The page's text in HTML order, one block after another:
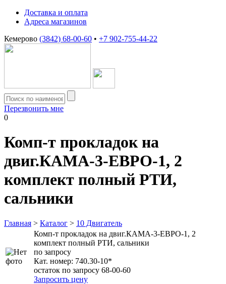
Доставка и оплата
Адреса магазинов
Кемерово (3842) 68-00-60 • +7 902-755-44-22
Перезвонить мне
0
Комп-т прокладок на
двиг.КАМА-3-ЕВРО-1, 2
комплект полный РТИ,
сальники
Главная > Каталог > 10 Двигатель
Комп-т прокладок на двиг.КАМА-3-ЕВРО-1, 2
комплект полный РТИ, сальники
по запросу
Кат. номер: 740.30-10*
остаток по запросу 68-00-60
Запросить цену